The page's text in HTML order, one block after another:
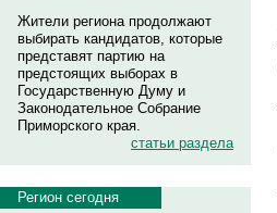
Жители региона продолжают
выбирать кандидатов, которые
представят партию на
предстоящих выборах в
Государственную Думу и
Законодательное Собрание
Приморского края.
статьи раздела
Регион сегодня